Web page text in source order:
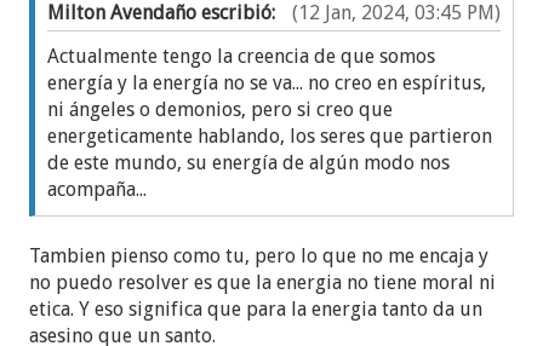
(12 Jan, 2024, 03:45 PM)
Milton Avendaño escribió:
Actualmente tengo la creencia de que somos
energía y la energía no se va... no creo en espíritus,
ni ángeles o demonios, pero si creo que
energeticamente hablando, los seres que partieron
de este mundo, su energía de algún modo nos
acompaña...
Tambien pienso como tu, pero lo que no me encaja y
no puedo resolver es que la energia no tiene moral ni
etica. Y eso significa que para la energia tanto da un
asesino que un santo.